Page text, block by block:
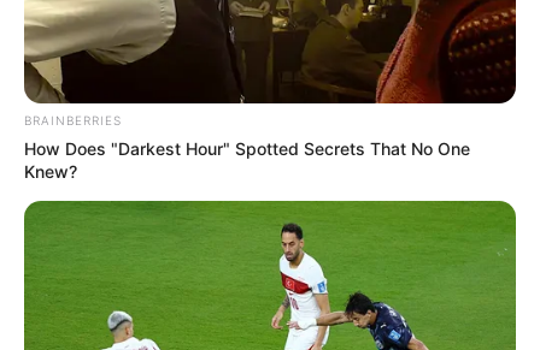
Днями у Закарпатській обласній дитячій лікарні в
BRAINBERRIES
How Does "Darkest Hour" Spotted Secrets That No One
Knew?